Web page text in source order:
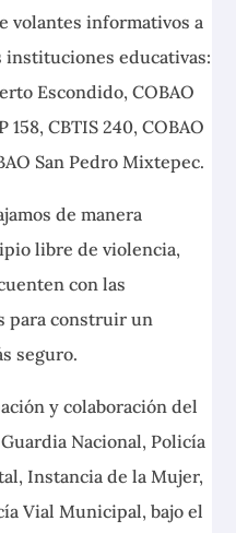
volantes informativos a
educativas:
Escondido, COBAO
158, CBTIS 240, COBAO
San Pedro Mixtepec.
de manera
libre de violencia,
con las
para construir un
seguro.
y colaboración del
Nacional, Policía
Instancia de la Mujer,
Vial Municipal, bajo el